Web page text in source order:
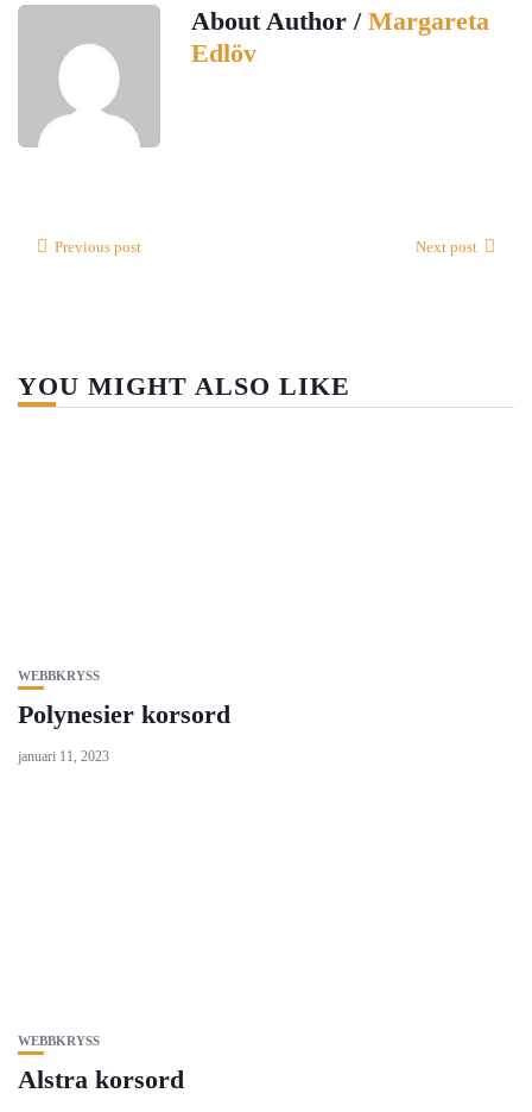
About Author / Margareta
Edlöv
Previous post Next post
YOU MIGHT ALSO LIKE
WEBBKRYSS
Polynesier korsord
januari 11, 2023
WEBBKRYSS
Alstra korsord